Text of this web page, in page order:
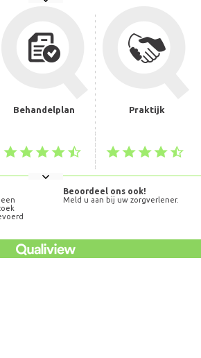
Behandelplan Praktijk
Beoordeel ons ook!
Meld u aan bij uw zorgverlener.